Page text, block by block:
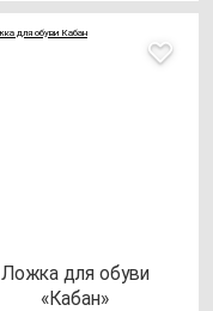
Лож­ка для обу­ви
«Кабан»